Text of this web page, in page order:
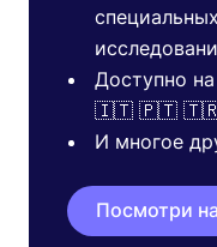
Доступно
🇮🇹 🇵🇹
И многое
Посмотри